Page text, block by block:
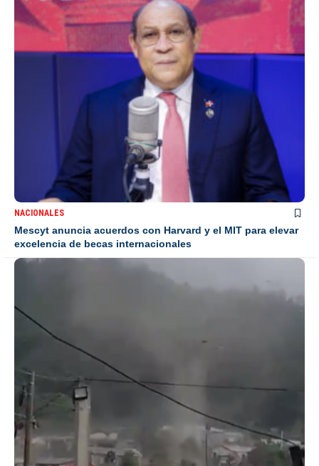
NACIONALES
Mescyt anuncia acuerdos con Harvard y el MIT para elevar
excelencia de becas internacionales